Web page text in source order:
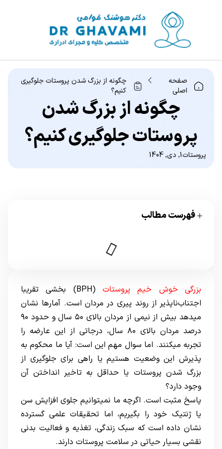
صفحه
اصلی
چگونه از بزرگ شدن پروستات جلوگیری
کنیم؟
چگونه از بزرگ شدن
پروستات جلوگیری کنیم؟
پروستات1, دی, 1404
فهرست مطالب
بزرگی خوش خیم پروستات
(BPH) بخشی تقریبا
اجتناب‌ناپذیر از روند پیری در مردان است. آمارها نشان
میدهد بیش از نیمی از مردان بالای ۵۰ سال و حدود ۹۰
درصد مردان بالای ۸۰ سال، درجاتی از این عارضه را
تجربه میکنند. اما سوال مهم این است: آیا ما محکوم به
پذیرش این وضعیت هستیم یا راهی برای جلوگیری از
بزرگ شدن پروستات یا حداقل به تاخیر انداختن آن
وجود دارد؟
پاسخ مثبت است. اگرچه ما نمیتوانیم جلوی افزایش سن
یا ژنتیک خود را بگیریم، اما تحقیقات علمی گسترده
نشان داده است که سبک زندگی، تغذیه و فعالیت بدنی
نقشی بسیار حیاتی در سلامت پروستات دارند.